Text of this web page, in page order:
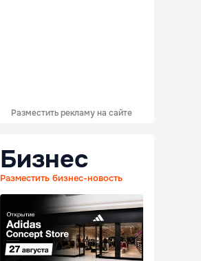
Разместить рекламу на сайте
Бизнес
Разместить бизнес-новость